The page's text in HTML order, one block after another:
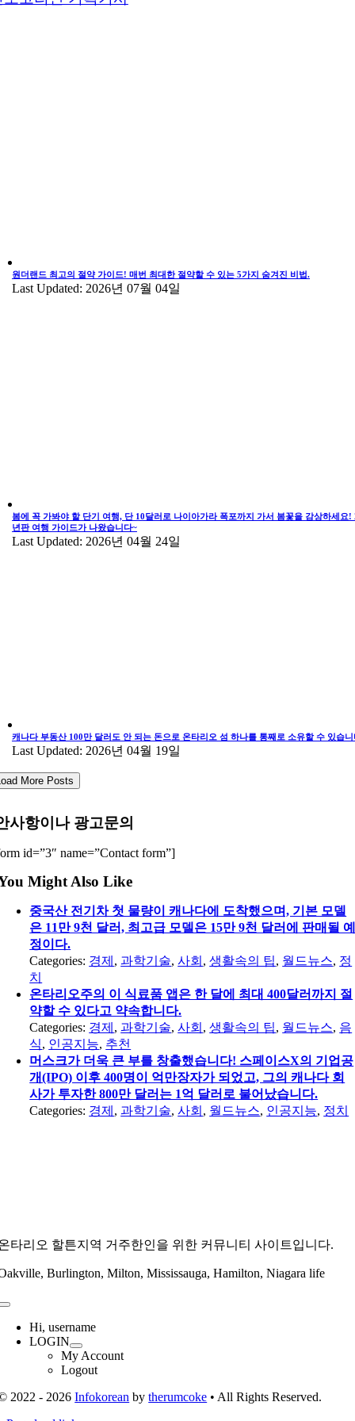
원더랜드 최고의 절약 가이드! 매번 최대한 절약할 수 있는 5가지 숨겨진 비법.
Last Updated: 2026년 07월 04일
봄에 꼭 가봐야 할 단기 여행, 단 10달러로 나이아가라 폭포까지 가서 봄꽃을 감상하세요!
년판 여행 가이드가 나왔습니다~
Last Updated: 2026년 04월 24일
캐나다 부동산 100만 달러도 안 되는 돈으로 온타리오 섬 하나를 통째로 소유할 수 있습니
Last Updated: 2026년 04월 19일
More Posts
사항이나 광고문의
id=”3″ name=”Contact form”]
Might Also Like
중국산 전기차 첫 물량이 캐나다에 도착했으며, 기본 모델
은 11만 9천 달러, 최고급 모델은 15만 9천 달러에 판매될
정이다.
Categories: 경제 ,과학기술,사회 ,생활속의 팁, 월드뉴스, 정
치
온타리오주의 이 식료품 앱은 한 달에 최대 400달러까지 절
약할 수 있다고 약속합니다.
Categories: 경제 ,과학기술,사회 ,생활속의 팁, 월드뉴스, 음
식, 인공지능, 추천
머스크가 더욱 큰 부를 창출했습니다! 스페이스X의 기업공
개(IPO) 이후 400명이 억만장자가 되었고, 그의 캐나다 회
사가 투자한 800만 달러는 1억 달러로 불어났습니다.
Categories: 경제 ,과학기술,사회 , 월드뉴스, 인공지능, 정치
타리오 할튼지역 거주한인을 위한 커뮤니티 사이트입니다.
Burlington, Milton, Mississauga, Hamilton, Niagara life
Toggle
NavigationHi, username
LOGIN
My Account
Logout
2022 - 2026Infokorean bytherumcoke • All Rights Reserved.